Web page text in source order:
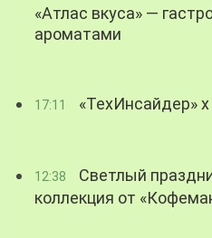
«Атлас вкуса» —
ароматами
17:11 «ТехИнсайдер»
12:38
Светлый
коллекция от